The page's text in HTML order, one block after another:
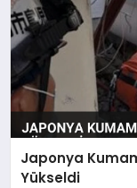
Japonya
Yükseldi